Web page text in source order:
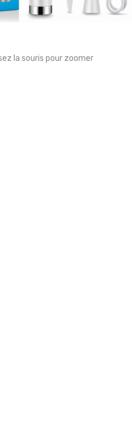
la souris pour zoomer